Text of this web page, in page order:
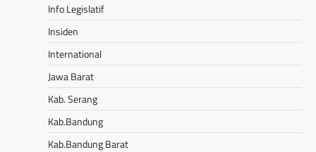
Info Legislatif
Insiden
International
Jawa Barat
Kab. Serang
Kab.Bandung
Kab.Bandung Barat